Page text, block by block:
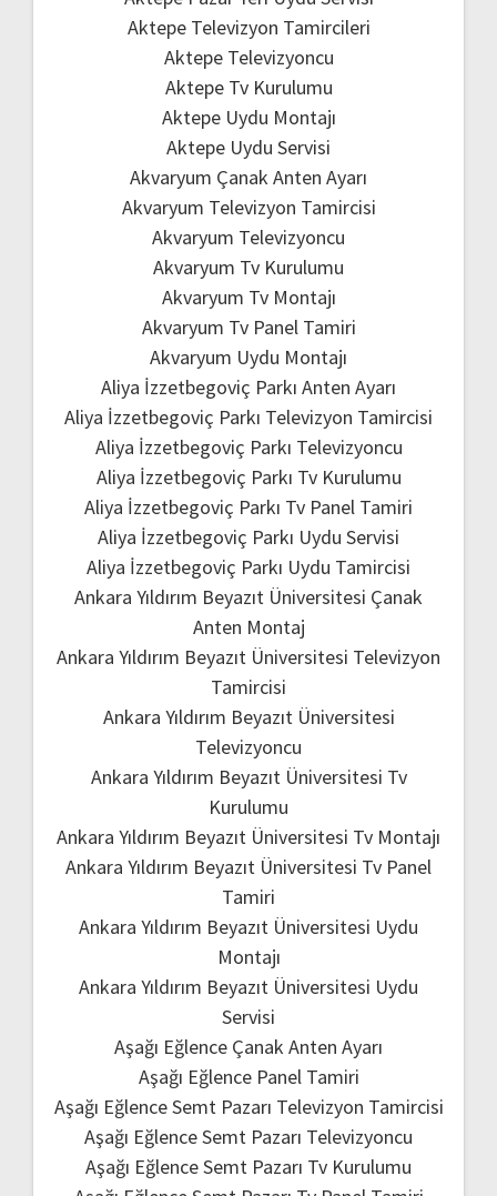
Aktepe Televizyon Tamircileri
Aktepe Televizyoncu
Aktepe Tv Kurulumu
Aktepe Uydu Montajı
Aktepe Uydu Servisi
Akvaryum Çanak Anten Ayarı
Akvaryum Televizyon Tamircisi
Akvaryum Televizyoncu
Akvaryum Tv Kurulumu
Akvaryum Tv Montajı
Akvaryum Tv Panel Tamiri
Akvaryum Uydu Montajı
Aliya İzzetbegoviç Parkı Anten Ayarı
Aliya İzzetbegoviç Parkı Televizyon Tamircisi
Aliya İzzetbegoviç Parkı Televizyoncu
Aliya İzzetbegoviç Parkı Tv Kurulumu
Aliya İzzetbegoviç Parkı Tv Panel Tamiri
Aliya İzzetbegoviç Parkı Uydu Servisi
Aliya İzzetbegoviç Parkı Uydu Tamircisi
Ankara Yıldırım Beyazıt Üniversitesi Çanak
Anten Montaj
Ankara Yıldırım Beyazıt Üniversitesi Televizyon
Tamircisi
Ankara Yıldırım Beyazıt Üniversitesi
Televizyoncu
Ankara Yıldırım Beyazıt Üniversitesi Tv
Kurulumu
Ankara Yıldırım Beyazıt Üniversitesi Tv Montajı
Ankara Yıldırım Beyazıt Üniversitesi Tv Panel
Tamiri
Ankara Yıldırım Beyazıt Üniversitesi Uydu
Montajı
Ankara Yıldırım Beyazıt Üniversitesi Uydu
Servisi
Aşağı Eğlence Çanak Anten Ayarı
Aşağı Eğlence Panel Tamiri
Aşağı Eğlence Semt Pazarı Televizyon Tamircisi
Aşağı Eğlence Semt Pazarı Televizyoncu
Aşağı Eğlence Semt Pazarı Tv Kurulumu